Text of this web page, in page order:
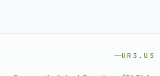
UR3.US